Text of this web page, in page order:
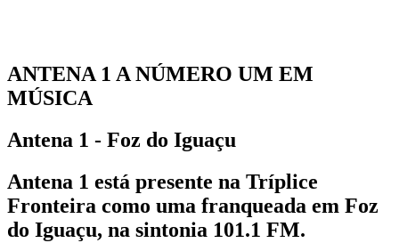
ANTENA 1 A NÚMERO UM EM
MÚSICA
Antena 1 - Foz do Iguaçu
Antena 1 está presente na Tríplice
Fronteira como uma franqueada em Foz
do Iguaçu, na sintonia 101.1 FM.